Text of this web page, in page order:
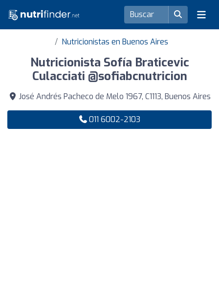
Nutricionistas en Buenos Aires
Nutricionista Sofía Braticevic
Culacciati @sofiabcnutricion
José Andrés Pacheco de Melo 1967, C1113, Buenos Aires
011 6002-2103